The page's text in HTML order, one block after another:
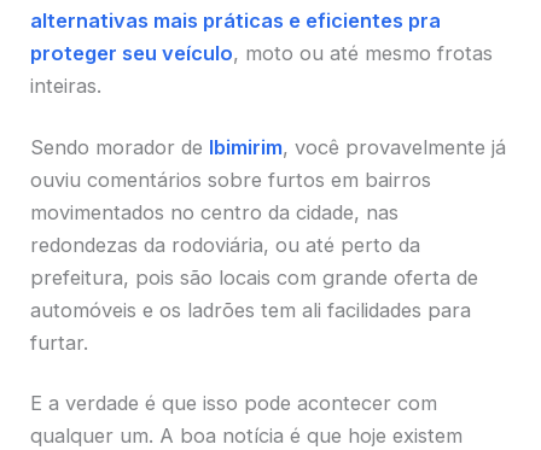
alternativas mais práticas e eficientes pra
proteger seu veículo, moto ou até mesmo frotas
inteiras.
Sendo morador de Ibimirim, você provavelmente já
ouviu comentários sobre furtos em bairros
movimentados no centro da cidade, nas
redondezas da rodoviária, ou até perto da
prefeitura, pois são locais com grande oferta de
automóveis e os ladrões tem ali facilidades para
furtar.
E a verdade é que isso pode acontecer com
qualquer um. A boa notícia é que hoje existem